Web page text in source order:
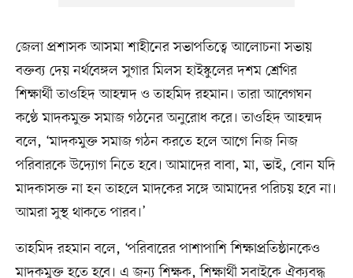
জেলা প্রশাসক আসমা শাহীনের সভাপতিত্বে আলোচনা সভায়
বক্তব্য দেয় নর্থবেঙ্গল সুগার মিলস হাইস্কুলের দশম শ্রেণির
শিক্ষার্থী তাওহিদ আহম্মদ ও তাহমিদ রহমান। তারা আবেগঘন
কণ্ঠে মাদকমুক্ত সমাজ গঠনের অনুরোধ করে। তাওহিদ আহম্মদ
বলে, ‘মাদকমুক্ত সমাজ গঠন করতে হলে আগে নিজ নিজ
পরিবারকে উদ্যোগ নিতে হবে। আমাদের বাবা, মা, ভাই, বোন যদি
মাদকাসক্ত না হন তাহলে মাদকের সঙ্গে আমাদের পরিচয় হবে না।
আমরা সুস্থ থাকতে পারব।’
তাহমিদ রহমান বলে, ‘পরিবারের পাশাপাশি শিক্ষাপ্রতিষ্ঠানকেও
মাদকমুক্ত হতে হবে। এ জন্য শিক্ষক, শিক্ষার্থী সবাইকে ঐক্যবদ্ধ